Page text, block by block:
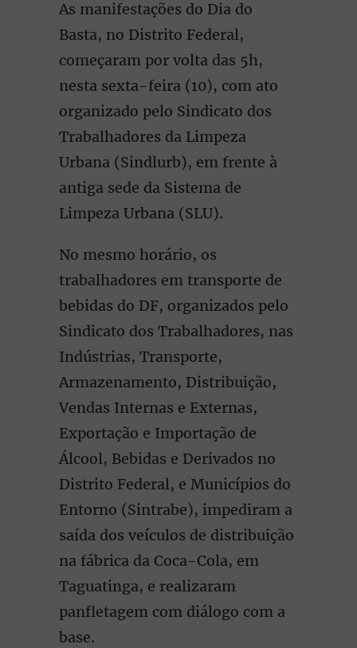
As manifestações do Dia do
Basta, no Distrito Federal,
começaram por volta das 5h,
nesta sexta-feira (10), com ato
organizado pelo Sindicato dos
Trabalhadores da Limpeza
Urbana (Sindlurb), em frente à
antiga sede da Sistema de
Limpeza Urbana (SLU).
No mesmo horário, os
trabalhadores em transporte de
bebidas do DF, organizados pelo
Sindicato dos Trabalhadores, nas
Indústrias, Transporte,
Armazenamento, Distribuição,
Vendas Internas e Externas,
Exportação e Importação de
Álcool, Bebidas e Derivados no
Distrito Federal, e Municípios do
Entorno (Sintrabe), impediram a
saída dos veículos de distribuição
na fábrica da Coca-Cola, em
Taguatinga, e realizaram
panfletagem com diálogo com a
base.